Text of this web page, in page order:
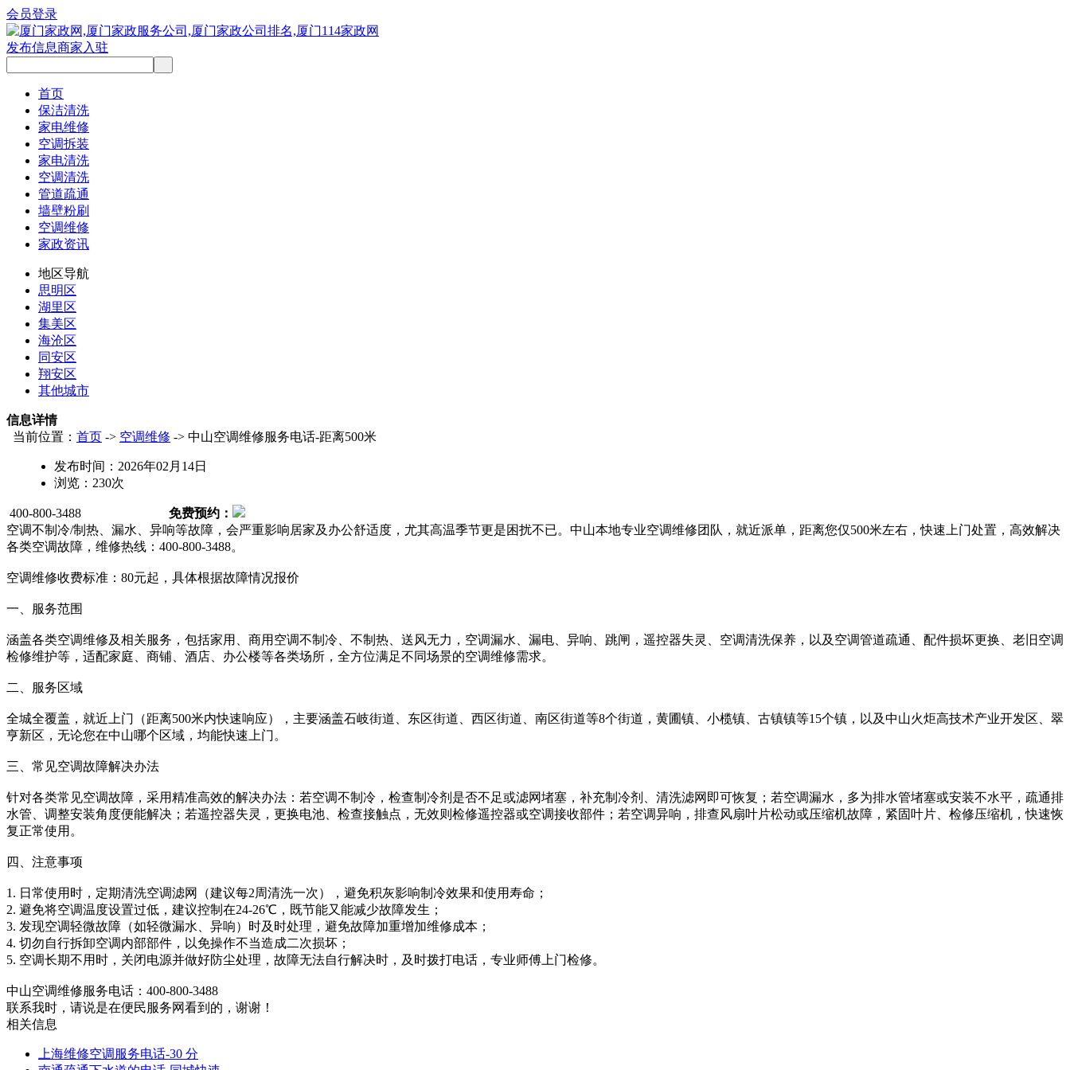
会员登录
发布信息商家入驻
首页
保洁清洗
家电维修
空调拆装
家电清洗
空调清洗
管道疏通
墙壁粉刷
空调维修
家政资讯
地区导航
思明区
湖里区
集美区
海沧区
同安区
翔安区
其他城市
信息详情
当前位置： 首页 -> 空调维修 -> 中山空调维修服务电话-距离500米
发布时间： 2026年02月14日
浏览： 230次
400-800-3488
免费预约：
空调不制冷/制热、漏水、异响等故障，会严重影响居家及办公舒适度，尤其高温季节更是困扰不已。中山本地专业空调维修团队，就近派单，距离您仅500米左右，快速上门处置，高效解决
各类空调故障，维修热线：400-800-3488。
空调维修收费标准：80元起，具体根据故障情况报价
一、服务范围
涵盖各类空调维修及相关服务，包括家用、商用空调不制冷、不制热、送风无力，空调漏水、漏电、异响、跳闸，遥控器失灵、空调清洗保养，以及空调管道疏通、配件损坏更换、老旧空调
检修维护等，适配家庭、商铺、酒店、办公楼等各类场所，全方位满足不同场景的空调维修需求。
二、服务区域
全城全覆盖，就近上门（距离500米内快速响应），主要涵盖石岐街道、东区街道、西区街道、南区街道等8个街道，黄圃镇、小榄镇、古镇镇等15个镇，以及中山火炬高技术产业开发区、翠
亨新区，无论您在中山哪个区域，均能快速上门。
三、常见空调故障解决办法
针对各类常见空调故障，采用精准高效的解决办法：若空调不制冷，检查制冷剂是否不足或滤网堵塞，补充制冷剂、清洗滤网即可恢复；若空调漏水，多为排水管堵塞或安装不水平，疏通排
水管、调整安装角度便能解决；若遥控器失灵，更换电池、检查接触点，无效则检修遥控器或空调接收部件；若空调异响，排查风扇叶片松动或压缩机故障，紧固叶片、检修压缩机，快速恢
复正常使用。
四、注意事项
1. 日常使用时，定期清洗空调滤网（建议每2周清洗一次），避免积灰影响制冷效果和使用寿命；
2. 避免将空调温度设置过低，建议控制在24-26℃，既节能又能减少故障发生；
3. 发现空调轻微故障（如轻微漏水、异响）时及时处理，避免故障加重增加维修成本；
4. 切勿自行拆卸空调内部部件，以免操作不当造成二次损坏；
5. 空调长期不用时，关闭电源并做好防尘处理，故障无法自行解决时，及时拨打电话，专业师傅上门检修。
中山空调维修服务电话：400-800-3488
联系我时，请说是在便民服务网看到的，谢谢！
相关信息
上海维修空调服务电话-30 分